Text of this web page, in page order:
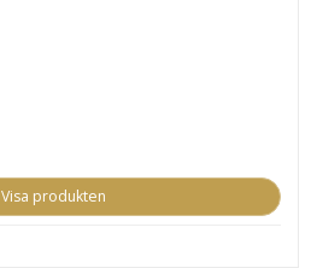
Visa produkten